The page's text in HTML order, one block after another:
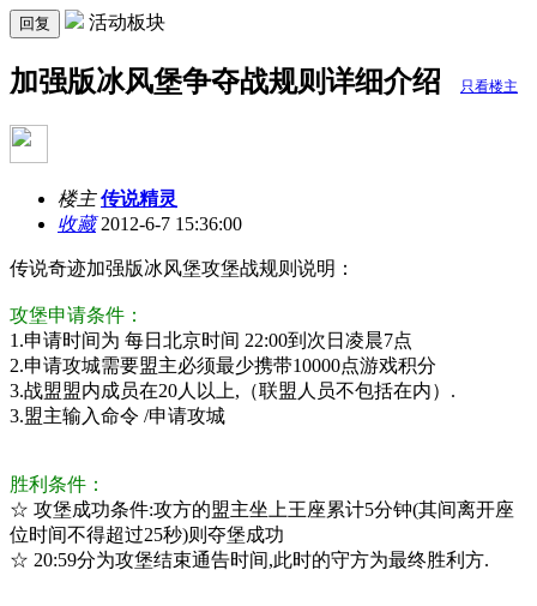
回复 活动板块
加强版冰风堡争夺战规则详细介绍 只看楼主
楼主 传说精灵
收藏2012-6-7 15:36:00
传说奇迹加强版冰风堡攻堡战规则说明：
攻堡申请条件：
1.申请时间为 每日北京时间 22:00到次日凌晨7点
2.申请攻城需要盟主必须最少携带10000点游戏积分
3.战盟盟内成员在20人以上,（联盟人员不包括在内）.
3.盟主输入命令 /申请攻城
胜利条件：
☆ 攻堡成功条件:攻方的盟主坐上王座累计5分钟(其间离开座
位时间不得超过25秒)则夺堡成功
☆ 20:59分为攻堡结束通告时间,此时的守方为最终胜利方.